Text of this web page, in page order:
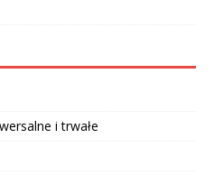
i trwałe